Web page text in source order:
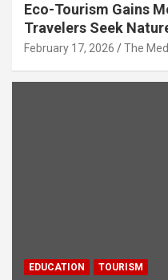
Eco-Tourism Gains
Travelers Seek
February 17, 2026 The
EDUCATION TOURISM